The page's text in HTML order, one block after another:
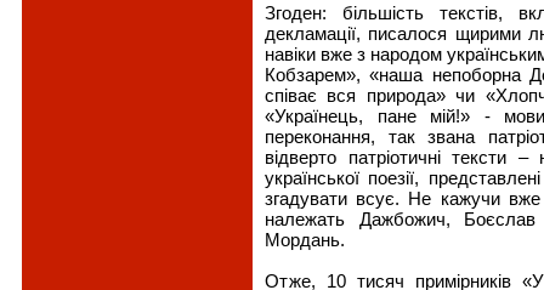
Згоден: більшість текстів,
декламації, писалося щирими
навіки вже з народом
Кобзарем», «наша непоборна
співає вся природа» чи
«Українець, пане мій!» -
переконання, так звана
відверто патріотичні тексти
української поезії,
згадувати всує. Не кажучи вже
належать Дажбожич,
Мордань.
Отже, 10 тисяч примірників